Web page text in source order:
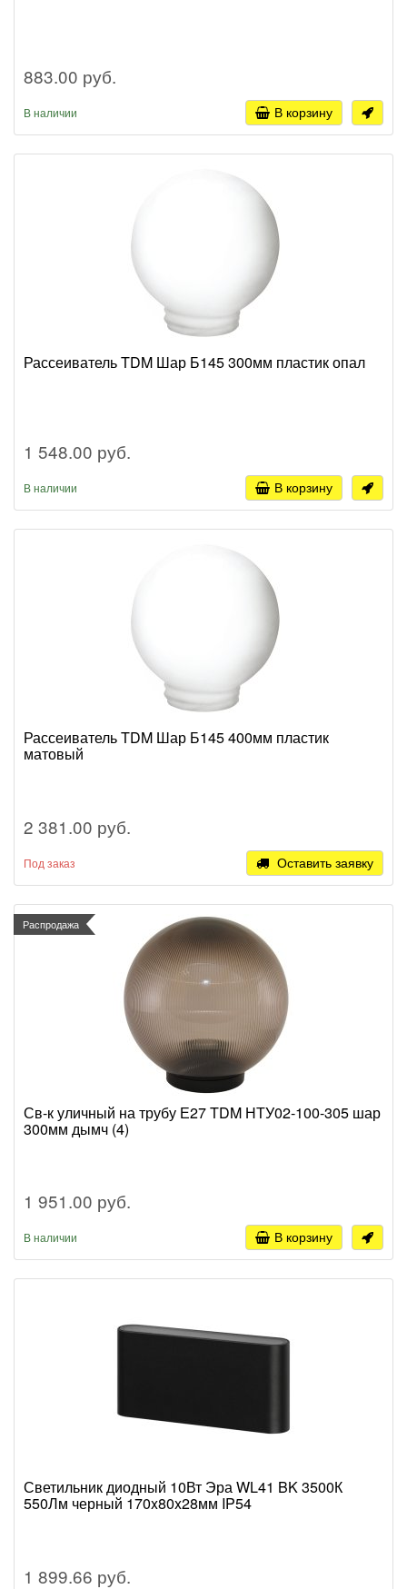
883.00 руб.
В наличии В корзину
Рассеиватель TDM Шар Б145 300мм пластик опал
1 548.00 руб.
В наличии В корзину
Рассеиватель TDM Шар Б145 400мм пластик
матовый
2 381.00 руб.
Под заказ Оставить заявку
Распродажа
Св-к уличный на трубу Е27 TDM НТУ02-100-305 шар
300мм дымч (4)
1 951.00 руб.
В наличии В корзину
Светильник диодный 10Вт Эра WL41 BK 3500К
550Лм черный 170x80x28мм IP54
1 899.66 руб.